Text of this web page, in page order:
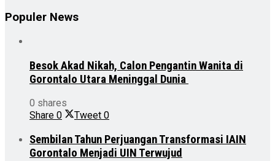
Populer News
Besok Akad Nikah, Calon Pengantin Wanita di
Gorontalo Utara Meninggal Dunia
0 shares
Share 0 Tweet 0
Sembilan Tahun Perjuangan Transformasi IAIN
Gorontalo Menjadi UIN Terwujud